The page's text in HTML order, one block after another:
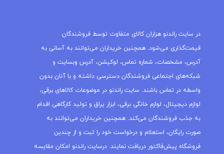
در سایت راندنو هزاران کالای متفاوت توسط فروشندگان
قیمت‌گذاری می‌شود. همچنین خریداران می‌توانند به آسانی به
آدرس، مشخصات، شماره تماس، لوکیشن، آدرس وبسایت و
شبکه‌های اجتماعی فروشندگان دسترسی داشته و با آنان بدون
واسطه در تماس باشند. سایت راندنو در موضوعات کالاهای برقی،
لوازم دیجیتال، لوازم خانگی برقی، ابزار یراق و تولید کارگاهی اقدام
به جذب فروشندگان می‌کند. همچنین خریداران می‌توانند به
صورت رایگان، استعلام و درخواست خود را ثبت و از چندین
فروشگاه پیش‌فاکتور دریافت نمایند. درسایت راندنو امکان مقایسه